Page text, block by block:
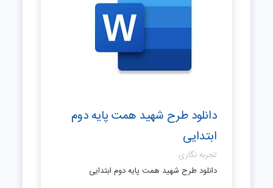
دانلود طرح شهید همت پایه دوم
ابتدایی
تجربه نگاری
دانلود طرح شهید همت پایه دوم ابتدایی